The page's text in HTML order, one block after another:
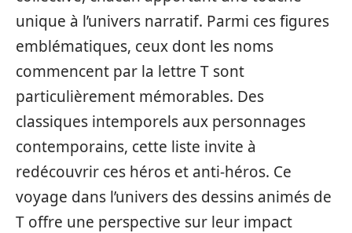
unique à l’univers narratif. Parmi ces figures
emblématiques, ceux dont les noms
commencent par la lettre T sont
particulièrement mémorables. Des
classiques intemporels aux personnages
contemporains, cette liste invite à
redécouvrir ces héros et anti-héros. Ce
voyage dans l’univers des dessins animés de
T offre une perspective sur leur impact